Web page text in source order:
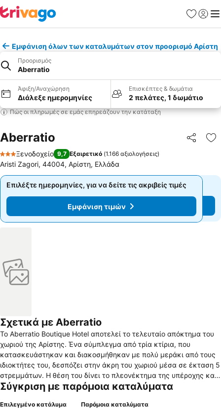
Εμφάνιση όλων των καταλυμάτων στον προορισμό Αρίστη
Προορισμός
Aberratio
Άφιξη/Αναχώρηση
Διάλεξε ημερομηνίες
Επισκέπτες & δωμάτια
2 πελάτες, 1 δωμάτιο
Πώς οι πληρωμές σε εμάς επηρεάζουν την κατάταξη
Aberratio
3 Αστέρια
Ξενοδοχείο 9,7 Εξαιρετικό (1.166 αξιολογήσεις)
Aristi Zagori, 44004, Αρίστη, Ελλάδα
Επιλέξτε ημερομηνίες, για να δείτε τις ακριβείς τιμές
Εμφάνιση τιμών
Επιλέξτε ημερομηνίες, για να δείτε τις ακριβείς τιμές
Εμφάνιση τιμών
Σχετικά με Aberratio
Το Aberratio Boutique Hotel αποτελεί το τελευταίο απόκτημα του
χωριού της Αρίστης. Ένα σύμπλεγμα από τρία κτίρια, που
κατασκευάστηκαν και διακοσμήθηκαν με πολύ μεράκι από τους
ιδιοκτήτες του, δεσπόζει στην άκρη του χωριού μέσα σε έκταση 5
στρεμμάτων. Η θέση του δίνει το πλεονέκτημα της υπέροχης και
απρόσκοπτης θέας προς το φυσικό κάλλος της περιοχής. Οι
του Ζαγορίων και της σύγχρονες επιταγές των εύχρηστων και
Σύγκριση με παρόμοια καταλύματα
Επιλεγμένο κατάλυμα Παρόμοια καταλύματα